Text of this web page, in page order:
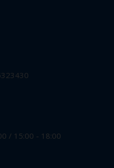
/ 15:00 - 18:00